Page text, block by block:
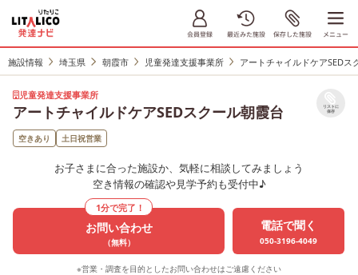
施設情報 埼玉県 朝霞市 児童発達支援事業所 アートチャイルドケアSEDス
児童発達支援事業所
アートチャイルドケアSEDスクール朝霞台 リストに
保存
空きあり 土日祝営業
お子さまに合った施設か、気軽に相談してみましょう
空き情報の確認や見学予約も受付中♪
1分で完了！
お問い合わせ
（無料）
電話で聞く
050-3196-4049
※営業・調査を目的としたお問い合わせはご遠慮ください